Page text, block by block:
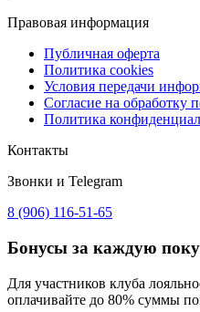
Правовая информация
Публичная оферта
Политика cookies
Условия передачи
Согласие на обработку
Политика
Контакты
Звонки и Telegram
8 (906) 116-51-65
Бонусы за каждую
Для участников клуба
оплачивайте до 80% суммы